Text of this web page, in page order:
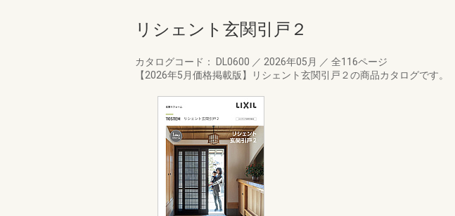
リシェント玄関引戸２
カタログコード： DL0600 ／ 2026年05月 ／ 全116ページ
【2026年5月価格掲載版】リシェント玄関引戸２の商品カタログです。